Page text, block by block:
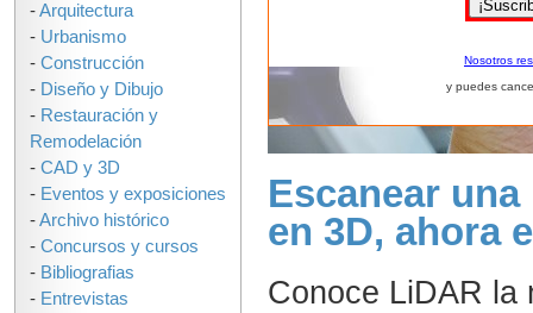
Escanear
en 3D, ahora
Conoce LiDAR la
Nosotros
y puedes
-Arquitectura
- Urbanismo
- Construcción
- Diseño y Dibujo
- Restauración y
Remodelación
- CAD y 3D
- Eventos y exposiciones
-Archivo histórico
- Concursos y cursos
- Bibliografias
- Entrevistas